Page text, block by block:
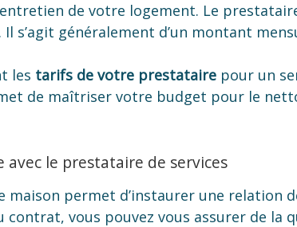
de votre logement. Le
s’agit généralement d’un montant
les tarifs de votre prestataire pour un
de maîtriser votre budget pour le
le prestataire de services
maison permet d’instaurer une relation
contrat, vous pouvez vous assurer de la